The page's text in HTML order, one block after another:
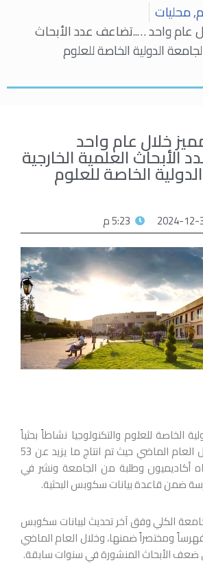
,محليات
عام واحد …..تضاعف عدد الأبحاث
الدولية الخاصة للعلوم
خلال عام واحد
العلمية الخارجية
الخاصة للعلوم
2024-12- 5:23 م
الخاصة للعلوم والتكنولوجيا نشاطاً بحثياً
مميزاً ومتصاعداً خلال العام الماضي حيث تم انتاج ما يزيد عن 53
أكاديميون وطلبة من الجامعة ونشر في
ضمن قاعدة بيانات سكوبس البحثية.
الكلي وفق آخر تحديث لبيانات سكوبس
مفهرساً ومختصراً ضمنها، وخلال العام الماضي
ضعف الأبحاث المنشورة في سنوات سابقة.